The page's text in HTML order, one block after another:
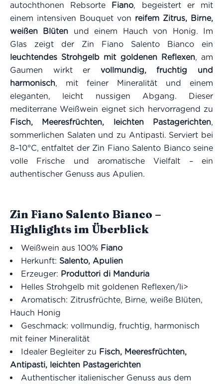
autochthonen Rebsorte Fiano, begeistert er mit
einem intensiven Bouquet von reifem Zitrus, Birne,
weißen Blüten und einem Hauch von Honig. Im
Glas zeigt der Zin Fiano Salento Bianco ein
leuchtendes Strohgelb mit goldenen Reflexen, am
Gaumen wirkt er vollmundig, fruchtig und
harmonisch, mit feiner Mineralität und einem
eleganten, leicht nussigen Abgang. Dieser
mediterrane Weißwein eignet sich hervorragend zu
Fisch, Meeresfrüchten, leichten Pastagerichten,
sommerlichen Salaten und zu Antipasti. Serviert bei
8–10°C, entfaltet der Zìn Fiano Salento Bianco seine
volle Frische und aromatische Vielfalt – ein
authentischer Genuss aus Apulien.
Zin Fiano Salento Bianco –
Highlights im Überblick
Weißwein aus 100% Fiano
Herkunft: Salento, Apulien
Erzeuger: Produttori di Manduria
Helles Strohgelb mit goldenen Reflexen/li>
Aromatisch: Zitrusfrüchte, Birne, weiße Blüten,
Hauch Honig
Geschmack: vollmundig, fruchtig, harmonisch
mit feiner Mineralität
Idealer Begleiter zu Fisch, Meeresfrüchten,
Antipasti, leichten Pastagerichten
Authentischer italienischer Genuss aus dem